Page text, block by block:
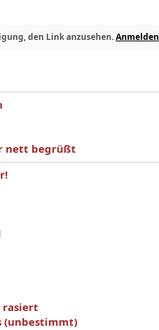
den Link anzusehen.Anmelden
nett begrüßt
rasiert
(unbestimmt)